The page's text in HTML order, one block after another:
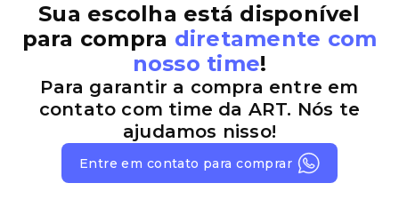
Sua escolha está disponível
para compra diretamente com
nosso time!
Para garantir a compra entre em
contato com time da ART. Nós te
ajudamos nisso!
Entre em contato para comprar